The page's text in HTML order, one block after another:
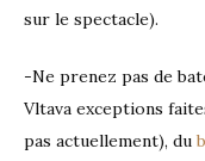
sur le spectacle).
-Ne prenez pas de
Vltava exceptions
pas actuellement), du